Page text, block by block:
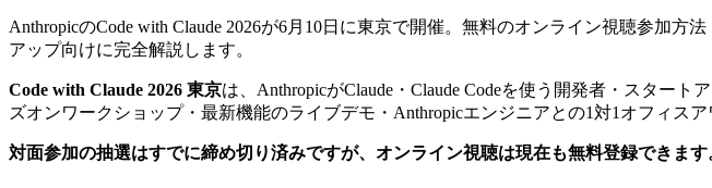
AnthropicのCode with Claude 2026が6月10日に東京で開催。無料のオンライン視聴参加
アップ向けに完全解説します。
Code with Claude 2026 東京は、AnthropicがClaude・Claude Codeを使う開発者・スター
ズオンワークショップ・最新機能のライブデモ・Anthropicエンジニアとの1対1オフィスア
対面参加の抽選はすでに締め切り済みですが、オンライン視聴は現在も無料登録できます